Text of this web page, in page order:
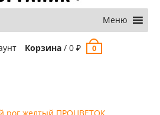
Меню
Корзина/ 0 ₽ 0